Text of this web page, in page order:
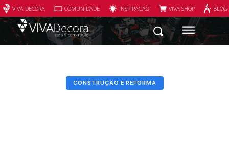
VIVA DECORA COMUNIDADE INSPIRAÇÃO VIVA SHOP
CONSTRUÇÃO E REFORMA